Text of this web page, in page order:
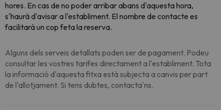
hores. En cas de no poder arribar abans d'aquesta hora,
s'haurà d'avisar a l'establiment. El nombre de contacte es
facilitarà un cop feta la reserva.
Alguns dels serveis detallats poden ser de pagament. Podeu
consultar les vostres tarifes directament a l'establiment. Tota
la informació d'aquesta fitxa està subjecta a canvis per part
de l'allotjament. Si tens dubtes, contacta'ns.